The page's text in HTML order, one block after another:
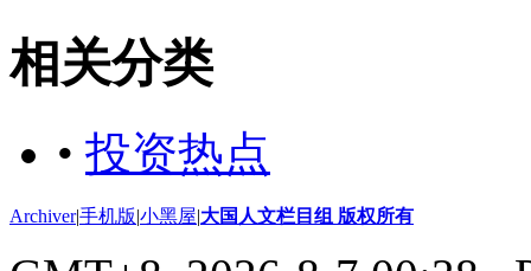
相关分类
• 投资热点
Archiver|手机版|小黑屋|大国人文栏目组 版权所有